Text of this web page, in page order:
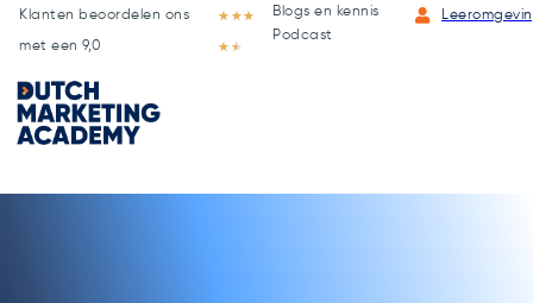
Klanten beoordelen ons
met een 9,0
★ ★★
★ ★
Blogs en kennis
Podcast